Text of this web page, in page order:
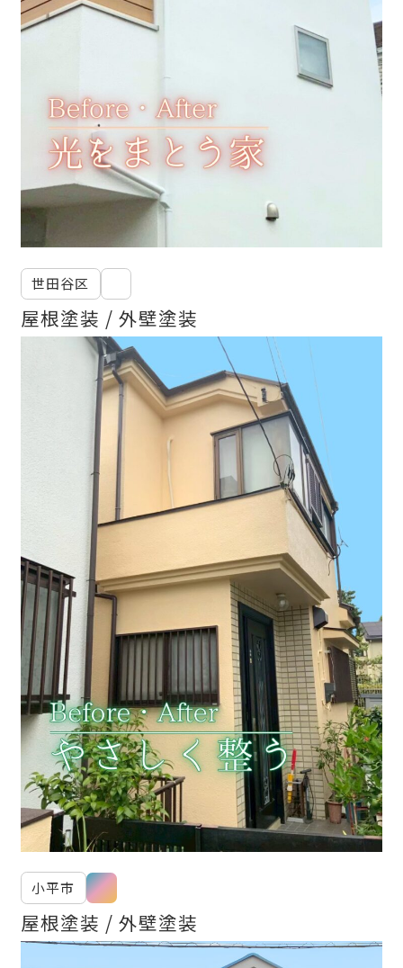
コンナニ ハヤイ
0120-572-881
Follow Us
Pick up
世田谷区
屋根塗装 外壁塗装
小平市
屋根塗装 外壁塗装